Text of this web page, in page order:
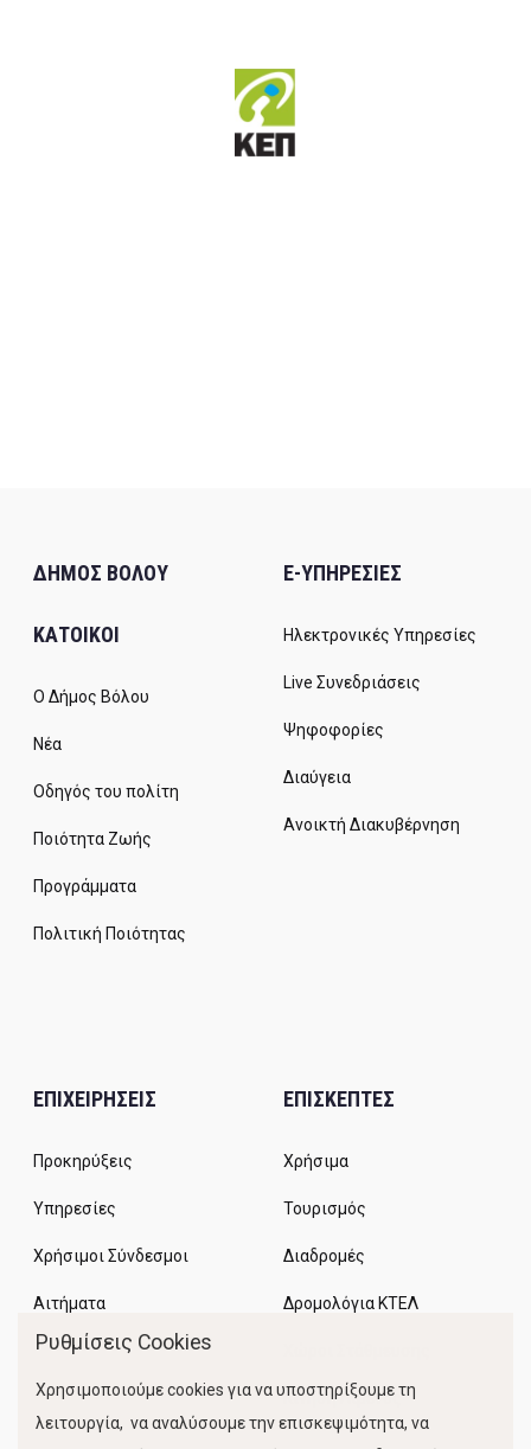
ΔΗΜΟΣ ΒΟΛΟΥ
ΚΑΤΟΙΚΟΙ
Ο Δήμος Βόλου
Νέα
Οδηγός του πολίτη
Ποιότητα Ζωής
Προγράμματα
Πολιτική Ποιότητας
E-ΥΠΗΡΕΣΙΕΣ
Ηλεκτρονικές Υπηρεσίες
Live Συνεδριάσεις
Ψηφοφορίες
Διαύγεια
Ανοικτή Διακυβέρνηση
ΕΠΙΧΕΙΡΗΣΕΙΣ
Προκηρύξεις
Υπηρεσίες
Χρήσιμοι Σύνδεσμοι
Αιτήματα
ΕΠΙΣΚΕΠΤΕΣ
Χρήσιμα
Τουρισμός
Διαδρομές
Δρομολόγια ΚΤΕΛ
Κίνηση Λιμένος
Ρυθμίσεις Cookies
Χρησιμοποιούμε cookies για να υποστηρίξουμε τη
λειτουργία, να αναλύσουμε την επισκεψιμότητα, να